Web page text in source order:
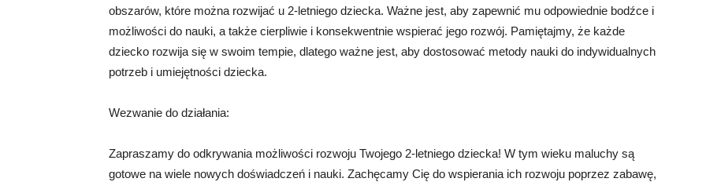
obszarów, które można rozwijać u 2-letniego dziecka. Ważne jest, aby zapewnić mu odpowiednie bodźce i
możliwości do nauki, a także cierpliwie i konsekwentnie wspierać jego rozwój. Pamiętajmy, że każde
dziecko rozwija się w swoim tempie, dlatego ważne jest, aby dostosować metody nauki do indywidualnych
potrzeb i umiejętności dziecka.
Wezwanie do działania:
Zapraszamy do odkrywania możliwości rozwoju Twojego 2-letniego dziecka! W tym wieku maluchy są
gotowe na wiele nowych doświadczeń i nauki. Zachęcamy Cię do wspierania ich rozwoju poprzez zabawę,